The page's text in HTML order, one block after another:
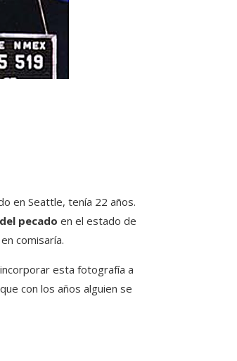
en Seattle, tenía 22 años.
pecado en el estado de
comisaría.
esta fotografía a
con los años alguien se